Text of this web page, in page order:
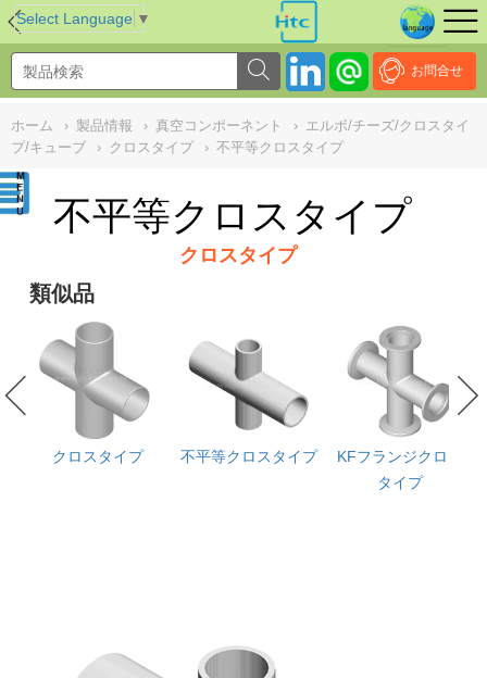
Select Language ▼
お問合せ
ホーム › 製品情報 › 真空コンポーネント › エルボ/チーズ/クロスタイ
プ/キューブ
› クロスタイプ › 不平等クロスタイプ
不平等クロスタイプ
クロスタイプ
類似品
クロスタイプ 不平等クロスタイプ
KFフランジクロス
タイプ
NULL//